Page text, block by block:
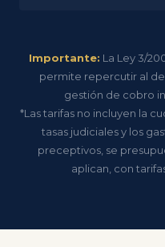
Importante: La Ley 3/
permite repercutir al
gestión de cobro
*Las tarifas no incluyen la
tasas judiciales y los
preceptivos, se
aplican, con